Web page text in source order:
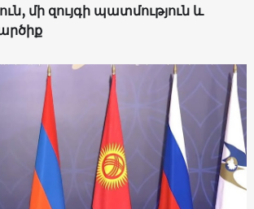
մի զույգի պատմություն և